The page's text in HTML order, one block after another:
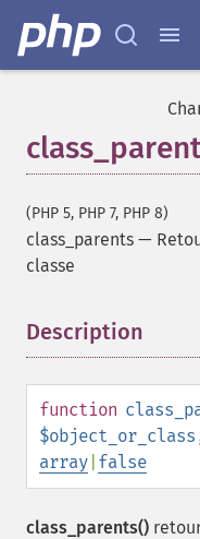
(PHP 5, PHP 7, PHP 8)
class_parents —
classe
Description
function
$object_or_class
array false
class_parents()